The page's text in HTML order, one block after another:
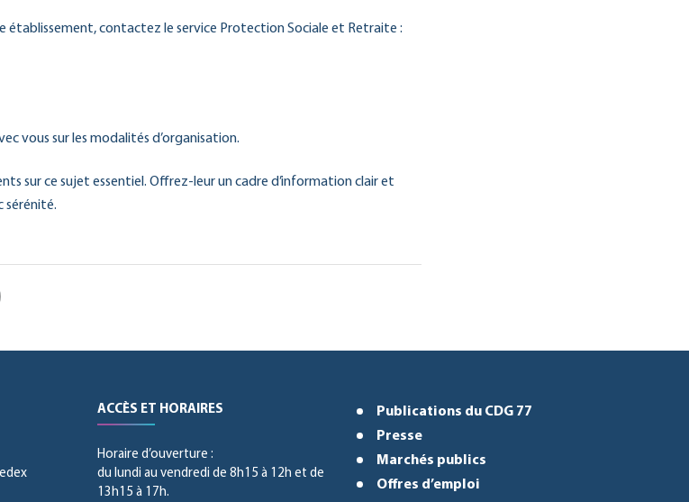
établissement, contactez le service Protection Sociale et Retraite :
vous sur les modalités d’organisation.
sur ce sujet essentiel. Offrez-leur un cadre d’information clair et
sérénité.
ACCÈS ET HORAIRES
Horaire d’ouverture :
du lundi au vendredi de 8h15 à 12h et de
13h15 à 17h.
Publications du CDG 77
Presse
Marchés publics
Offres d’emploi